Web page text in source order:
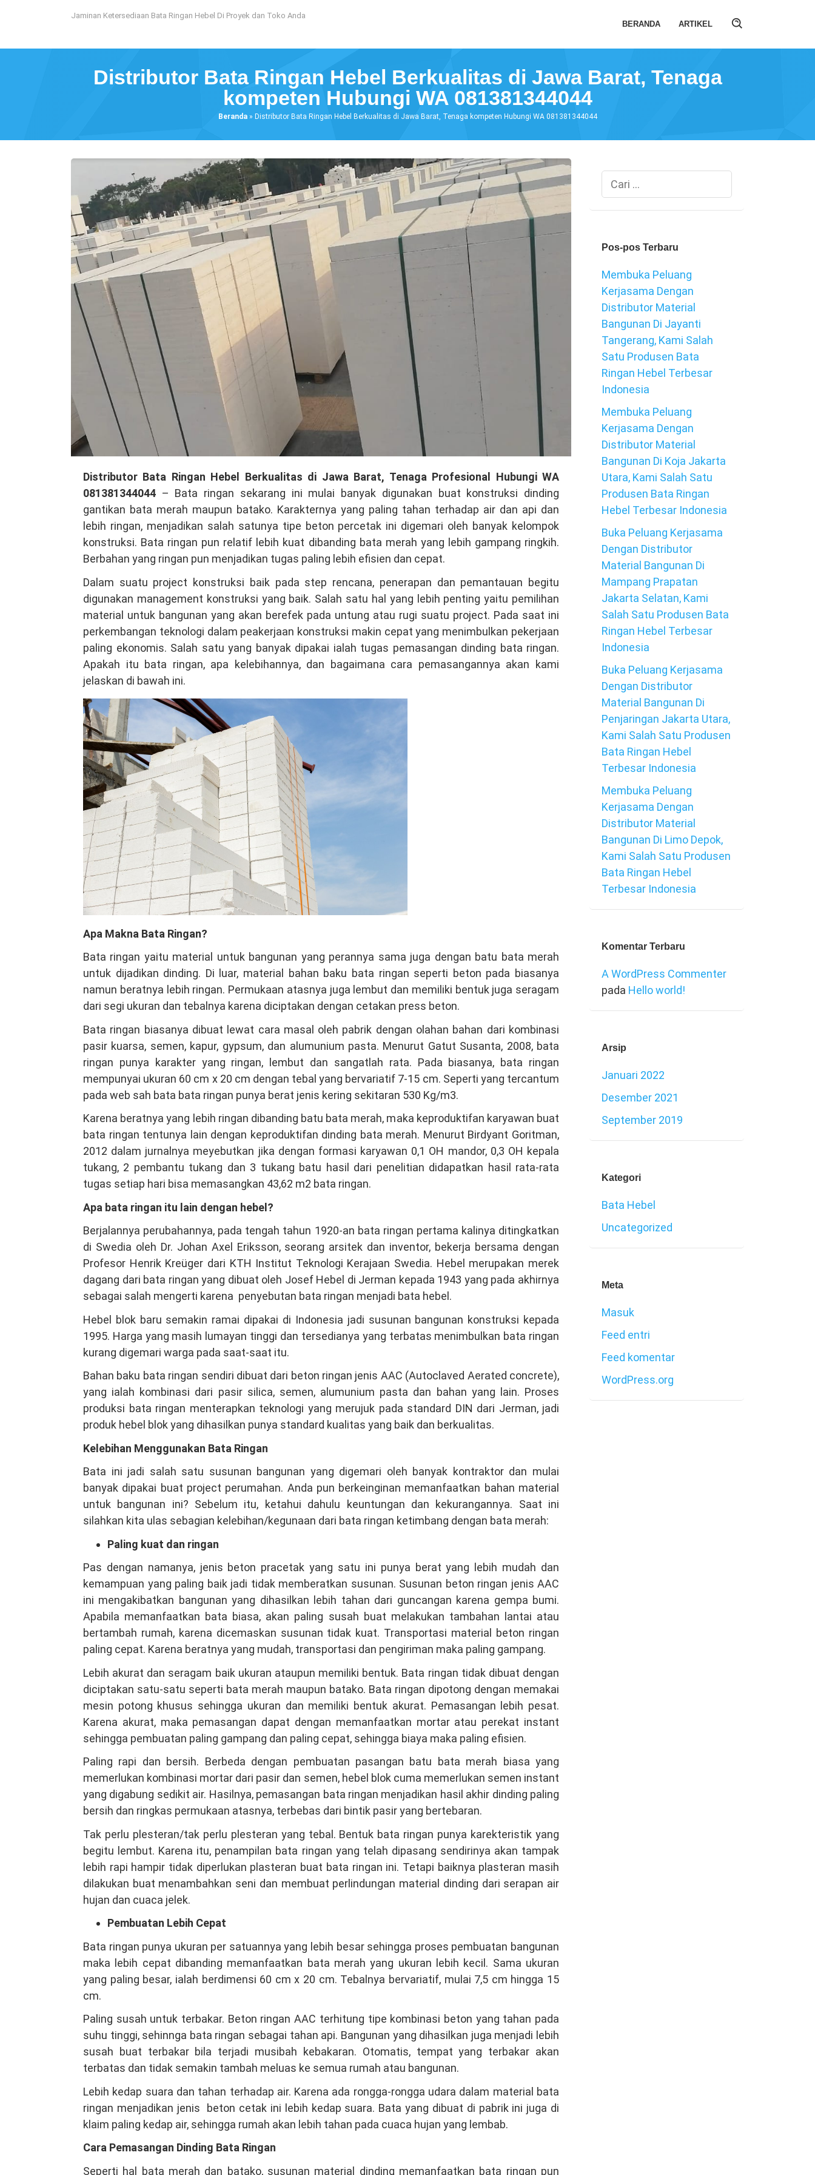
Jaminan Ketersediaan Bata Ringan Hebel Di Proyek dan Toko Anda
BERANDA
ARTIKEL
Distributor Bata Ringan Hebel Berkualitas di Jawa Barat, Tenaga
kompeten Hubungi WA 081381344044
Beranda» Distributor Bata Ringan Hebel Berkualitas di Jawa Barat, Tenaga kompeten Hubungi WA 081381344044
Distributor
Bata
Ringan
Hebel
Berkualitas
di
Jawa
Barat,
Tenaga
kompeten
Hubungi
WA
081381344044
Distributor Bata Ringan Hebel Berkualitas di Jawa Barat, Tenaga Profesional Hubungi WA
081381344044 – Bata ringan sekarang ini mulai banyak digunakan buat konstruksi dinding
gantikan bata merah maupun batako. Karakternya yang paling tahan terhadap air dan api dan
lebih ringan, menjadikan salah satunya tipe beton percetak ini digemari oleh banyak kelompok
konstruksi. Bata ringan pun relatif lebih kuat dibanding bata merah yang lebih gampang ringkih.
Berbahan yang ringan pun menjadikan tugas paling lebih efisien dan cepat.
Dalam suatu project konstruksi baik pada step rencana, penerapan dan pemantauan begitu
digunakan management konstruksi yang baik. Salah satu hal yang lebih penting yaitu pemilihan
material untuk bangunan yang akan berefek pada untung atau rugi suatu project. Pada saat ini
perkembangan teknologi dalam peakerjaan konstruksi makin cepat yang menimbulkan pekerjaan
paling ekonomis. Salah satu yang banyak dipakai ialah tugas pemasangan dinding bata ringan.
Apakah itu bata ringan, apa kelebihannya, dan bagaimana cara pemasangannya akan kami
jelaskan di bawah ini.
Apa Makna Bata Ringan?
Bata ringan yaitu material untuk bangunan yang perannya sama juga dengan batu bata merah
untuk dijadikan dinding. Di luar, material bahan baku bata ringan seperti beton pada biasanya
namun beratnya lebih ringan. Permukaan atasnya juga lembut dan memiliki bentuk juga seragam
dari segi ukuran dan tebalnya karena diciptakan dengan cetakan press beton.
Bata ringan biasanya dibuat lewat cara masal oleh pabrik dengan olahan bahan dari kombinasi
pasir kuarsa, semen, kapur, gypsum, dan alumunium pasta. Menurut Gatut Susanta, 2008, bata
ringan punya karakter yang ringan, lembut dan sangatlah rata. Pada biasanya, bata ringan
mempunyai ukuran 60 cm x 20 cm dengan tebal yang bervariatif 7-15 cm. Seperti yang tercantum
pada web sah bata bata ringan punya berat jenis kering sekitaran 530 Kg/m3.
Karena beratnya yang lebih ringan dibanding batu bata merah, maka keproduktifan karyawan buat
bata ringan tentunya lain dengan keproduktifan dinding bata merah. Menurut Birdyant Goritman,
2012 dalam jurnalnya meyebutkan jika dengan formasi karyawan 0,1 OH mandor, 0,3 OH kepala
tukang, 2 pembantu tukang dan 3 tukang batu hasil dari penelitian didapatkan hasil rata-rata
tugas setiap hari bisa memasangkan 43,62 m2 bata ringan.
Apa bata ringan itu lain dengan hebel?
Berjalannya perubahannya, pada tengah tahun 1920-an bata ringan pertama kalinya ditingkatkan
di Swedia oleh Dr. Johan Axel Eriksson, seorang arsitek dan inventor, bekerja bersama dengan
Profesor Henrik Kreüger dari KTH Institut Teknologi Kerajaan Swedia. Hebel merupakan merek
dagang dari bata ringan yang dibuat oleh Josef Hebel di Jerman kepada 1943 yang pada akhirnya
sebagai salah mengerti karena penyebutan bata ringan menjadi bata hebel.
Hebel blok baru semakin ramai dipakai di Indonesia jadi susunan bangunan konstruksi kepada
1995. Harga yang masih lumayan tinggi dan tersedianya yang terbatas menimbulkan bata ringan
kurang digemari warga pada saat-saat itu.
Bahan baku bata ringan sendiri dibuat dari beton ringan jenis AAC (Autoclaved Aerated concrete),
yang ialah kombinasi dari pasir silica, semen, alumunium pasta dan bahan yang lain. Proses
produksi bata ringan menterapkan teknologi yang merujuk pada standard DIN dari Jerman, jadi
produk hebel blok yang dihasilkan punya standard kualitas yang baik dan berkualitas.
Kelebihan Menggunakan Bata Ringan
Bata ini jadi salah satu susunan bangunan yang digemari oleh banyak kontraktor dan mulai
banyak dipakai buat project perumahan. Anda pun berkeinginan memanfaatkan bahan material
untuk bangunan ini? Sebelum itu, ketahui dahulu keuntungan dan kekurangannya. Saat ini
silahkan kita ulas sebagian kelebihan/kegunaan dari bata ringan ketimbang dengan bata merah:
Paling kuat dan ringan
Pas dengan namanya, jenis beton pracetak yang satu ini punya berat yang lebih mudah dan
kemampuan yang paling baik jadi tidak memberatkan susunan. Susunan beton ringan jenis AAC
ini mengakibatkan bangunan yang dihasilkan lebih tahan dari guncangan karena gempa bumi.
Apabila memanfaatkan bata biasa, akan paling susah buat melakukan tambahan lantai atau
bertambah rumah, karena dicemaskan susunan tidak kuat. Transportasi material beton ringan
paling cepat. Karena beratnya yang mudah, transportasi dan pengiriman maka paling gampang.
Lebih akurat dan seragam baik ukuran ataupun memiliki bentuk. Bata ringan tidak dibuat dengan
diciptakan satu-satu seperti bata merah maupun batako. Bata ringan dipotong dengan memakai
mesin potong khusus sehingga ukuran dan memiliki bentuk akurat. Pemasangan lebih pesat.
Karena akurat, maka pemasangan dapat dengan memanfaatkan mortar atau perekat instant
sehingga pembuatan paling gampang dan paling cepat, sehingga biaya maka paling efisien.
Paling rapi dan bersih. Berbeda dengan pembuatan pasangan batu bata merah biasa yang
memerlukan kombinasi mortar dari pasir dan semen, hebel blok cuma memerlukan semen instant
yang digabung sedikit air. Hasilnya, pemasangan bata ringan menjadikan hasil akhir dinding paling
bersih dan ringkas permukaan atasnya, terbebas dari bintik pasir yang bertebaran.
Tak perlu plesteran/tak perlu plesteran yang tebal. Bentuk bata ringan punya karekteristik yang
begitu lembut. Karena itu, penampilan bata ringan yang telah dipasang sendirinya akan tampak
lebih rapi hampir tidak diperlukan plasteran buat bata ringan ini. Tetapi baiknya plasteran masih
dilakukan buat menambahkan seni dan membuat perlindungan material dinding dari serapan air
hujan dan cuaca jelek.
Pembuatan Lebih Cepat
Bata ringan punya ukuran per satuannya yang lebih besar sehingga proses pembuatan bangunan
maka lebih cepat dibanding memanfaatkan bata merah yang ukuran lebih kecil. Sama ukuran
yang paling besar, ialah berdimensi 60 cm x 20 cm. Tebalnya bervariatif, mulai 7,5 cm hingga 15
cm.
Paling susah untuk terbakar. Beton ringan AAC terhitung tipe kombinasi beton yang tahan pada
suhu tinggi, sehinnga bata ringan sebagai tahan api. Bangunan yang dihasilkan juga menjadi lebih
susah buat terbakar bila terjadi musibah kebakaran. Otomatis, tempat yang terbakar akan
terbatas dan tidak semakin tambah meluas ke semua rumah atau bangunan.
Lebih kedap suara dan tahan terhadap air. Karena ada rongga-rongga udara dalam material bata
ringan menjadikan jenis beton cetak ini lebih kedap suara. Bata yang dibuat di pabrik ini juga di
klaim paling kedap air, sehingga rumah akan lebih tahan pada cuaca hujan yang lembab.
Cara Pemasangan Dinding Bata Ringan
Seperti hal bata merah dan batako, susunan material dinding memanfaatkan bata ringan pun
Cari
untuk:
Pos-pos Terbaru
Membuka Peluang
Kerjasama Dengan
Distributor Material
Bangunan Di Jayanti
Tangerang, Kami Salah
Satu Produsen Bata
Ringan Hebel Terbesar
Indonesia
Membuka Peluang
Kerjasama Dengan
Distributor Material
Bangunan Di Koja Jakarta
Utara, Kami Salah Satu
Produsen Bata Ringan
Hebel Terbesar Indonesia
Buka Peluang Kerjasama
Dengan Distributor
Material Bangunan Di
Mampang Prapatan
Jakarta Selatan, Kami
Salah Satu Produsen Bata
Ringan Hebel Terbesar
Indonesia
Buka Peluang Kerjasama
Dengan Distributor
Material Bangunan Di
Penjaringan Jakarta Utara,
Kami Salah Satu Produsen
Bata Ringan Hebel
Terbesar Indonesia
Membuka Peluang
Kerjasama Dengan
Distributor Material
Bangunan Di Limo Depok,
Kami Salah Satu Produsen
Bata Ringan Hebel
Terbesar Indonesia
Komentar Terbaru
A WordPress Commenter
pada Hello world!
Arsip
Januari 2022
Desember 2021
September 2019
Kategori
Bata Hebel
Uncategorized
Meta
Masuk
Feed entri
Feed komentar
WordPress.org